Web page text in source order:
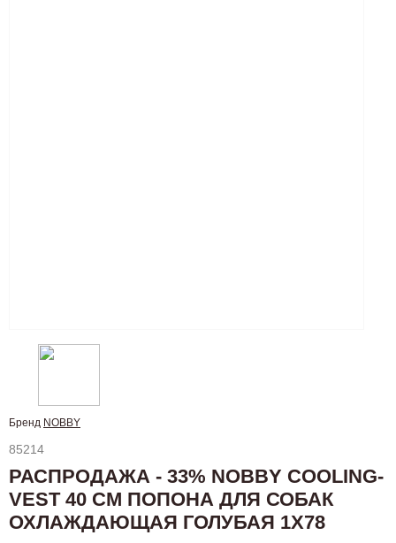
Бренд NOBBY
85214
РАСПРОДАЖА - 33% NOBBY COOLING-
VEST 40 СМ ПОПОНА ДЛЯ СОБАК
ОХЛАЖДАЮЩАЯ ГОЛУБАЯ 1Х78